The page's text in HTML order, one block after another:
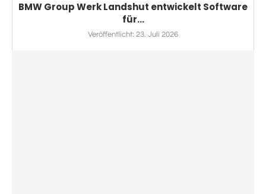
BMW Group Werk Landshut entwickelt Software
für...
Veröffentlicht: 23. Juli 2026